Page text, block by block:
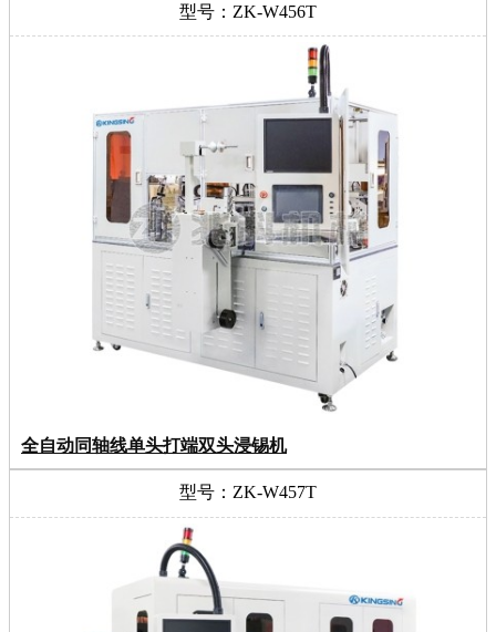
型号：ZK-W456T
全自动同轴线单头打端双头浸锡机
型号：ZK-W457T